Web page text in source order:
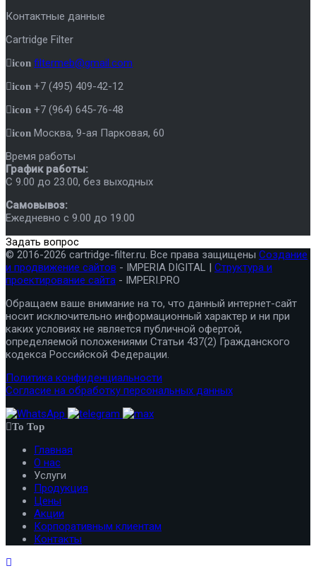
Контактные данные
Cartridge Filter
icon filtermeb@gmail.com
icon +7 (495) 409-42-12
icon +7 (964) 645-76-48
icon Москва, 9-ая Парковая, 60
Время работы
График работы:
C 9.00 до 23.00, без выходных
Самовывоз:
Ежедневно с 9.00 до 19.00
Задать вопрос
© 2016-2026 cartridge-filter.ru. Все права защищены Создание
и продвижение сайтов - IMPERIA DIGITAL | Структура и
проектирование сайта - IMPERI.PRO
Обращаем ваше внимание на то, что данный интернет-сайт
носит исключительно информационный характер и ни при
каких условиях не является публичной офертой,
определяемой положениями Статьи 437(2) Гражданского
кодекса Российской Федерации.
Политика конфиденциальности
Согласие на обработку персональных данных
To Top
Главная
О нас
Услуги
Продукция
Цены
Акции
Корпоративным клиентам
Контакты